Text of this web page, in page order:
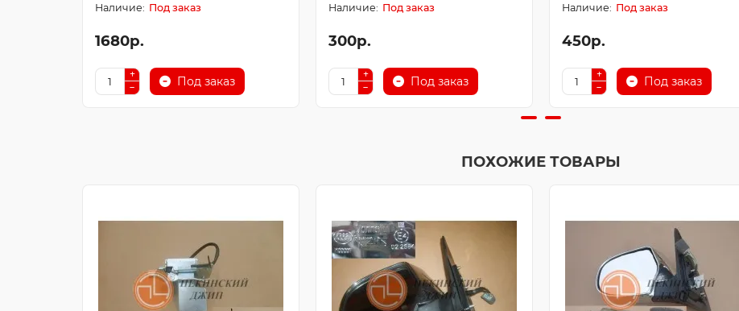
Под заказ
1680р.
Под заказ
Под заказ
300р.
Под заказ
Под заказ
450р.
Под заказ
ПОХОЖИЕ ТОВАРЫ